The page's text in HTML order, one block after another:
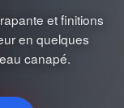
et finitions
en quelques
canapé.